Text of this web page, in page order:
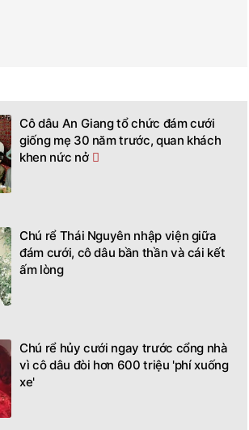
Cô dâu An Giang tổ chức đám cưới
giống mẹ 30 năm trước, quan khách
khen nức nở
Chú rể Thái Nguyên nhập viện giữa
đám cưới, cô dâu bần thần và cái kết
ấm lòng
Chú rể hủy cưới ngay trước cổng nhà
vì cô dâu đòi hơn 600 triệu 'phí xuống
xe'